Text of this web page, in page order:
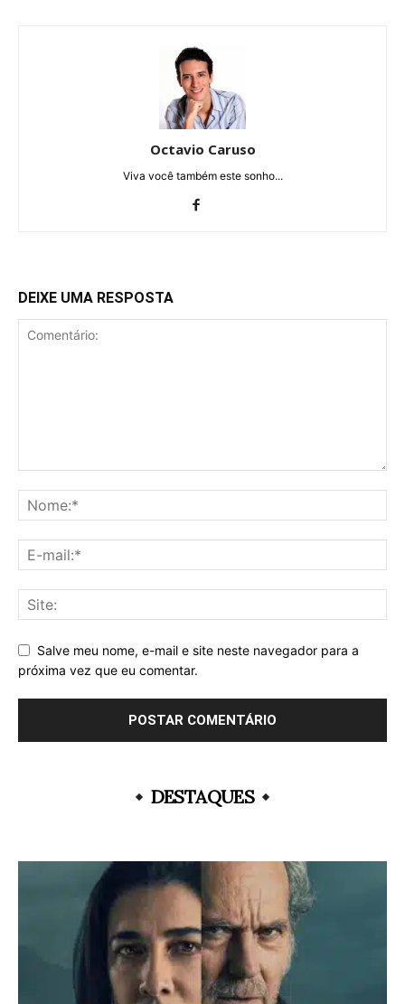
Octavio Caruso
Viva você também este sonho...
DEIXE UMA RESPOSTA
Salve meu nome, e-mail e site neste navegador para a
próxima vez que eu comentar.
DESTAQUES